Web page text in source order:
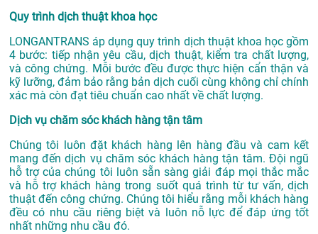
Quy trình dịch thuật khoa học
LONGANTRANS áp dụng quy trình dịch thuật khoa học gồm
4 bước: tiếp nhận yêu cầu, dịch thuật, kiểm tra chất lượng,
và công chứng. Mỗi bước đều được thực hiện cẩn thận và
kỹ lưỡng, đảm bảo rằng bản dịch cuối cùng không chỉ chính
xác mà còn đạt tiêu chuẩn cao nhất về chất lượng.
Dịch vụ chăm sóc khách hàng tận tâm
Chúng tôi luôn đặt khách hàng lên hàng đầu và cam kết
mang đến dịch vụ chăm sóc khách hàng tận tâm. Đội ngũ
hỗ trợ của chúng tôi luôn sẵn sàng giải đáp mọi thắc mắc
và hỗ trợ khách hàng trong suốt quá trình từ tư vấn, dịch
thuật đến công chứng. Chúng tôi hiểu rằng mỗi khách hàng
đều có nhu cầu riêng biệt và luôn nỗ lực để đáp ứng tốt
nhất những nhu cầu đó.